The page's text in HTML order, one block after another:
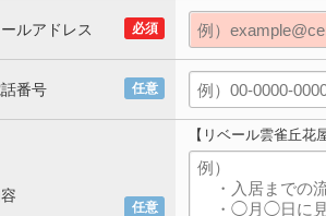
必須
ールアドレス
任意
番号
任意
【リベール雲雀丘花